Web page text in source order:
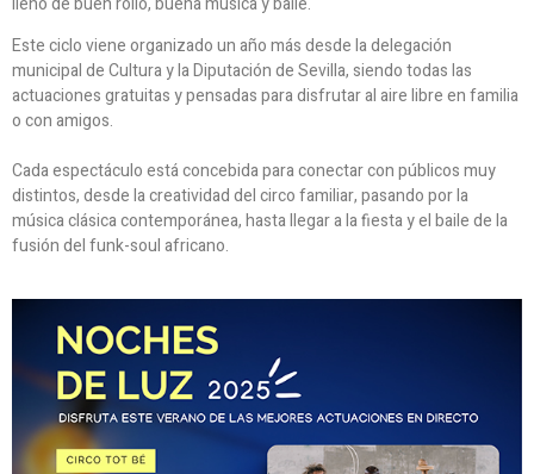
Este ciclo viene organizado un año más desde la delegación
municipal de Cultura y la Diputación de Sevilla, siendo todas las
actuaciones gratuitas y pensadas para disfrutar al aire libre en familia
o con amigos.
Cada espectáculo está concebida para conectar con públicos muy
distintos, desde la creatividad del circo familiar, pasando por la
música clásica contemporánea, hasta llegar a la fiesta y el baile de la
fusión del funk-soul africano.